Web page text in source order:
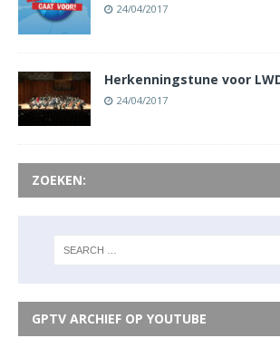
24/04/2017
Herkenningstune voor
24/04/2017
ZOEKEN:
GPTV ARCHIEF OP YOUTUBE